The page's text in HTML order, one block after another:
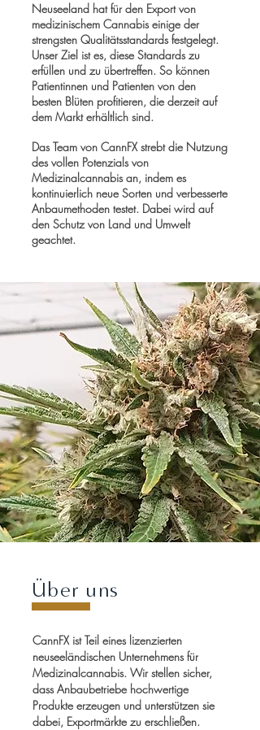
Neuseeland hat für den Export von
medizinischem Cannabis einige der
strengsten Qualitätsstandards festgelegt.
Unser Ziel ist es, diese Standards zu
erfüllen und zu übertreffen. So können
Patientinnen und Patienten von den
besten Blüten profitieren, die derzeit auf
dem Markt erhältlich sind.
Das Team von CannFX strebt die Nutzung
des vollen Potenzials von
Medizinalcannabis an, indem es
kontinuierlich neue Sorten und verbesserte
Anbaumethoden testet. Dabei wird auf
den Schutz von Land und Umwelt
geachtet.
Über uns
CannFX ist Teil eines lizenzierten
neuseeländischen Unternehmens für
Medizinalcannabis. Wir stellen sicher,
dass Anbaubetriebe hochwertige
Produkte erzeugen und unterstützen sie
dabei, Exportmärkte zu erschließen.